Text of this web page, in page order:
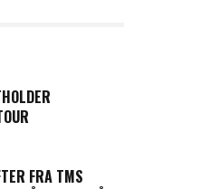
FRA TMS